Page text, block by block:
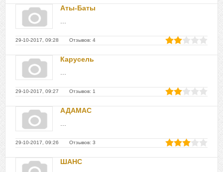
Аты-Баты
29-10-2017, 09:28 Отзывов: 4
Карусель
29-10-2017, 09:27 Отзывов: 1
АДАМАС
29-10-2017, 09:26 Отзывов: 3
ШАНС